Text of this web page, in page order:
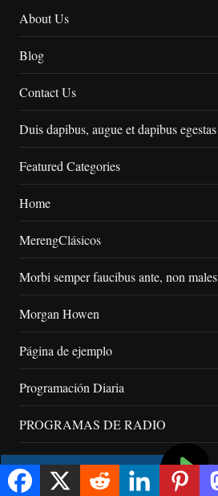
About Us
Blog
Contact Us
Duis dapibus, augue et dapibus egestas
Featured Categories
Home
MerengClásicos
Morbi semper faucibus ante, non
Morgan Howen
Página de ejemplo
Programación Diaria
PROGRAMAS DE RADIO
Sample Page